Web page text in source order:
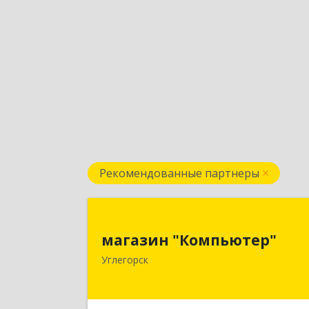
Рекомендованные партнеры
магазин "Компьютер"
Углегорск
694920, Сахалинская обл, Углегорский
р-н, Углегорск г, Победы ул, дом №